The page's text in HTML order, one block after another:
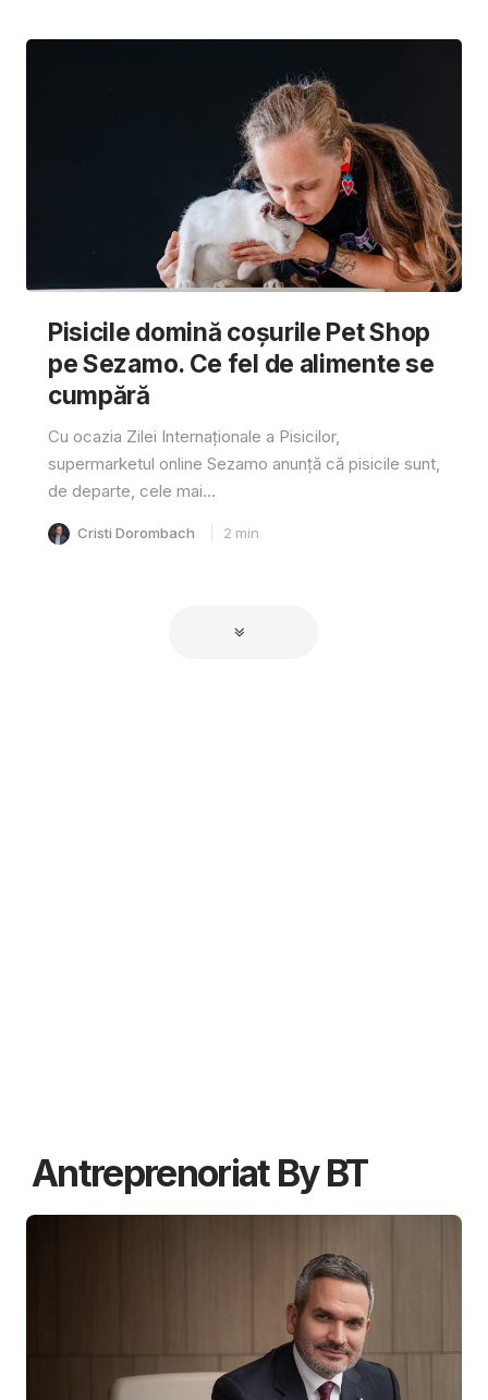
Pisicile domină coșurile Pet Shop
pe Sezamo. Ce fel de alimente se
cumpără
Cu ocazia Zilei Internaționale a Pisicilor,
supermarketul online Sezamo anunță că pisicile sunt,
de departe, cele mai...
Cristi Dorombach 2 min
Antreprenoriat By BT